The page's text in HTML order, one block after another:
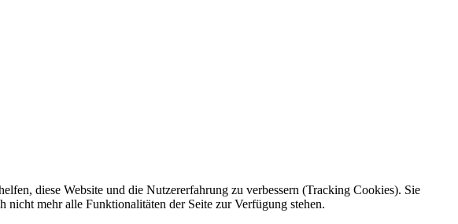
diese Website und die Nutzererfahrung zu verbessern (Tracking Cookies). Sie
nicht mehr alle Funktionalitäten der Seite zur Verfügung stehen.